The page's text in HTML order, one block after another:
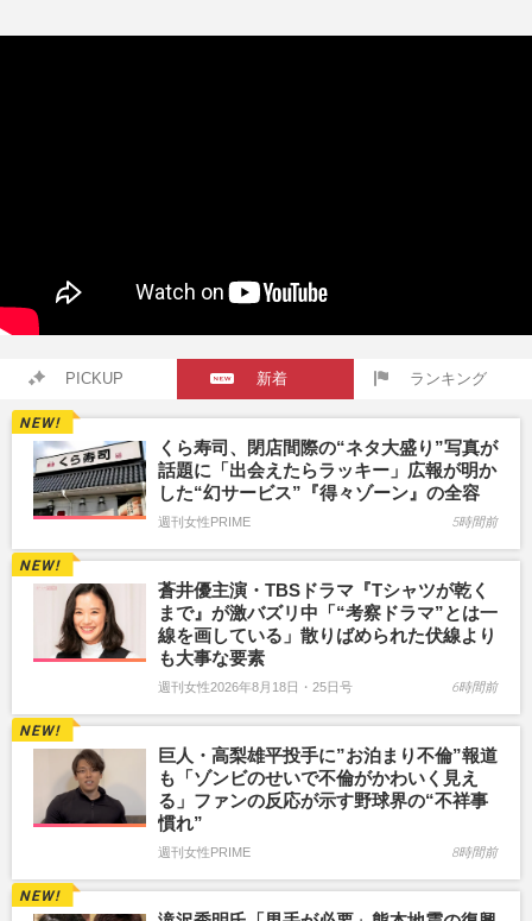
PICKUP 新着 ランキング
くら寿司、閉店間際の“ネタ大盛り”写真が
話題に「出会えたらラッキー」広報が明か
した“幻サービス”『得々ゾーン』の全容
週刊女性PRIME 5時間前
蒼井優主演・TBSドラマ『Tシャツが乾く
まで』が激バズリ中「“考察ドラマ”とは一
線を画している」散りばめられた伏線より
も大事な要素
週刊女性2026年8月18日・25日号 6時間前
巨人・高梨雄平投手に”お泊まり不倫”報道
も「ゾンビのせいで不倫がかわいく見え
る」ファンの反応が示す野球界の“不祥事
慣れ”
週刊女性PRIME 8時間前